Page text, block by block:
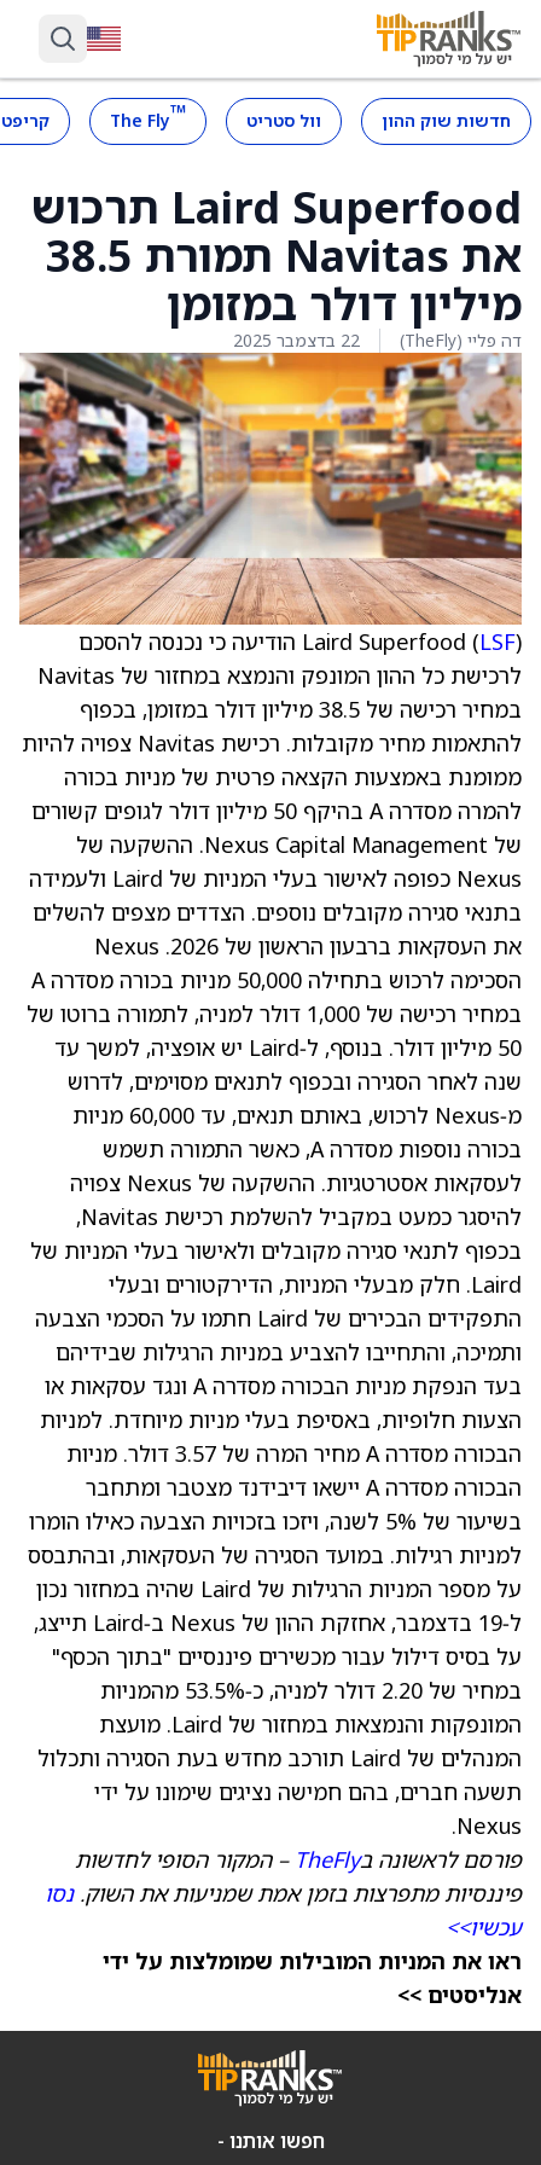
חדשות שוק ההון וול סטריט ™
The Fly
Laird Superfood תרכוש
את Navitas תמורת 38.5
מיליון דולר במזומן
דה פליי (TheFly) 22 בדצמבר 2025
Laird Superfood (LSF
) הודיעה כי נכנסה להסכם
לרכישת כל ההון המונפק והנמצא במחזור של Navitas
במחיר רכישה של 38.5 מיליון דולר במזומן, בכפוף
להתאמות מחיר מקובלות. רכישת Navitas צפויה להיות
ממומנת באמצעות הקצאה פרטית של מניות בכורה
להמרה מסדרה A בהיקף 50 מיליון דולר לגופים קשורים
של Nexus Capital Management. ההשקעה של
Nexus כפופה לאישור בעלי המניות של Laird ולעמידה
בתנאי סגירה מקובלים נוספים. הצדדים מצפים להשלים
את העסקאות ברבעון הראשון של 2026. Nexus
הסכימה לרכוש בתחילה 50,000 מניות בכורה מסדרה A
במחיר רכישה של 1,000 דולר למניה, לתמורה ברוטו של
50 מיליון דולר. בנוסף, ל‑Laird יש אופציה, למשך עד
שנה לאחר הסגירה ובכפוף לתנאים מסוימים, לדרוש
מ‑Nexus לרכוש, באותם תנאים, עד 60,000 מניות
בכורה נוספות מסדרה A, כאשר התמורה תשמש
לעסקאות אסטרטגיות. ההשקעה של Nexus צפויה
להיסגר כמעט במקביל להשלמת רכישת Navitas,
בכפוף לתנאי סגירה מקובלים ולאישור בעלי המניות של
Laird. חלק מבעלי המניות, הדירקטורים ובעלי
התפקידים הבכירים של Laird חתמו על הסכמי הצבעה
ותמיכה, והתחייבו להצביע במניות הרגילות שבידיהם
בעד הנפקת מניות הבכורה מסדרה A ונגד עסקאות או
הצעות חלופיות, באסיפת בעלי מניות מיוחדת. למניות
הבכורה מסדרה A מחיר המרה של 3.57 דולר. מניות
הבכורה מסדרה A יישאו דיבידנד מצטבר ומתחבר
בשיעור של 5% לשנה, ויזכו בזכויות הצבעה כאילו הומרו
למניות רגילות. במועד הסגירה של העסקאות, ובהתבסס
על מספר המניות הרגילות של Laird שהיה במחזור נכון
ל‑19 בדצמבר, אחזקת ההון של Nexus ב‑Laird תייצג,
על בסיס דילול עבור מכשירים פיננסיים "בתוך הכסף"
במחיר של 2.20 דולר למניה, כ‑53.5% מהמניות
המונפקות והנמצאות במחזור של Laird. מועצת
המנהלים של Laird תורכב מחדש בעת הסגירה ותכלול
תשעה חברים, בהם חמישה נציגים שימונו על ידי
Nexus.
פורסם לראשונה בTheFly – המקור הסופי לחדשות
פיננסיות מתפרצות בזמן אמת שמניעות את השוק.נסו
עכשיו>>
ראו את המניות המובילות שמומלצות על ידי
אנליסטים >>
חפשו אותנו -